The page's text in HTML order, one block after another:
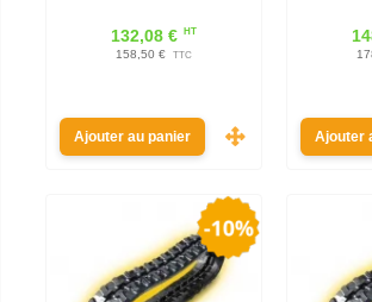
132,08 € HT
158,50 € TTC
Ajouter au panier Ajouter